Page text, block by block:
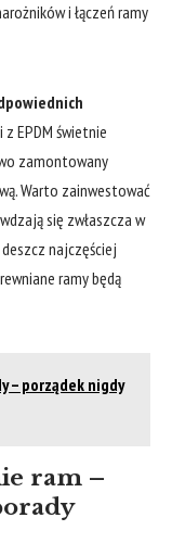
i łączeń ramy
EPDM świetnie
zamontowany
Warto zainwestować
się ‍zwłaszcza ‍w​
⁤najczęściej
ramy będą
– porządek nigdy
ram –